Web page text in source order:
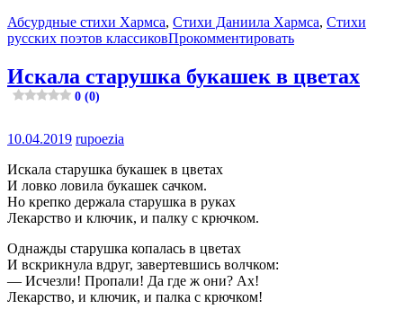
Абсурдные стихи Хармса, Стихи Даниила Хармса, Стихи
русских поэтов классиковПрокомментировать
Искала старушка букашек в цветах
0 (0)
10.04.2019 rupoezia
Искала старушка букашек в цветах
И ловко ловила букашек сачком.
Но крепко держала старушка в руках
Лекарство и ключик, и палку с крючком.
Однажды старушка копалась в цветах
И вскрикнула вдруг, завертевшись волчком:
— Исчезли! Пропали! Да где ж они? Ах!
Лекарство, и ключик, и палка с крючком!